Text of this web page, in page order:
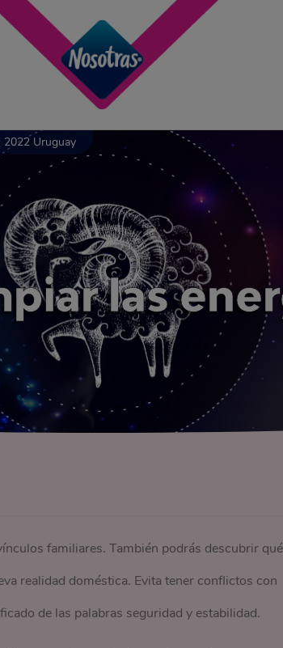
las
2022 Uruguay
familiares. También podrás descubrir qué
realidad doméstica. Evita tener conflictos con
de las palabras seguridad y estabilidad.